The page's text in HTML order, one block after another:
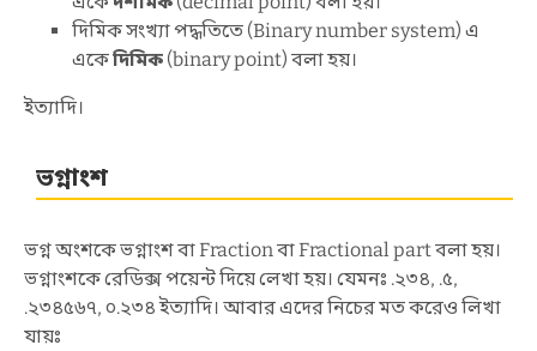
দিমিক সংখ্যা পদ্ধতিতে (Binary number system) এ
একেদিমিক (binary point) বলা হয়।
ইত্যাদি।
ভগ্নাংশ
ভগ্ন অংশকে ভগ্নাংশ বা Fraction বা Fractional part বলা হয়।
ভগ্নাংশকে রেডিক্স পয়েন্ট দিয়ে লেখা হয়। যেমনঃ .২৩৪, .৫,
.২৩৪৫৬৭, ০.২৩৪ ইত্যাদি। আবার এদের নিচের মত করেও লিখা
যায়ঃ